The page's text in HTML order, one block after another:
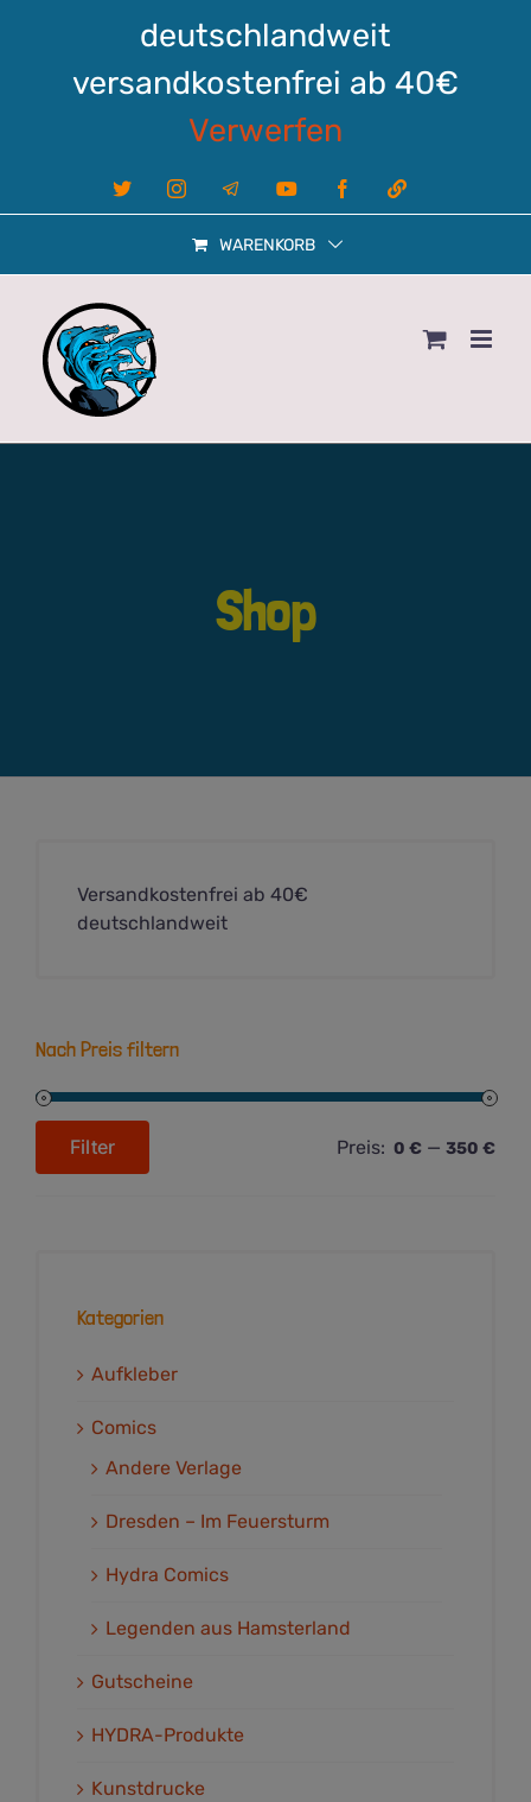
deutschlandweit
versandkostenfrei ab 40€
Verwerfen
X InstagramTelegram YouTube FacebookLinktree
WARENKORB
Shop
Versandkostenfrei ab 40€
deutschlandweit
Nach Preis filtern
Max.
Filter Preis: 0 € — 350 €
Kategorien
Aufkleber
Comics
Andere Verlage
Dresden – Im Feuersturm
Hydra Comics
Legenden aus Hamsterland
Gutscheine
HYDRA-Produkte
Kunstdrucke